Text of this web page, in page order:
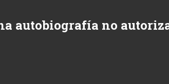
autobiografía no